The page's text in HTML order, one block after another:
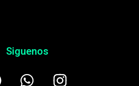
Siguenos